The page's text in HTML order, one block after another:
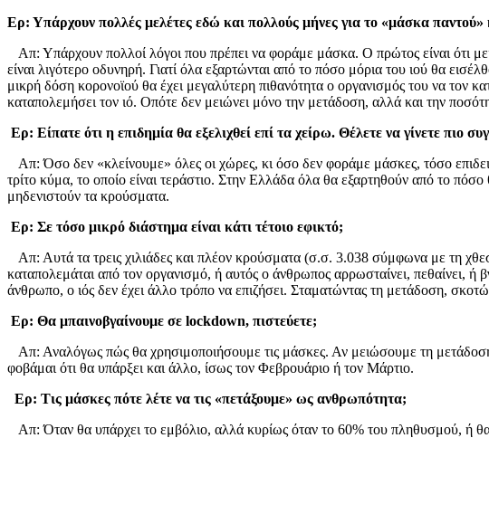
Ερ: Υπάρχουν πολλές μελέτες εδώ και πολλούς μήνες για το «μάσκα
Aπ: Υπάρχουν πολλοί λόγοι που πρέπει να φοράμε μάσκα. Ο πρώτος είναι ότι
είναι λιγότερο οδυνηρή. Γιατί όλα εξαρτώνται από το πόσο μόρια του ιού θα
μικρή δόση κορονοϊού θα έχει μεγαλύτερη πιθανότητα ο οργανισμός του να τον
καταπολεμήσει τον ιό. Οπότε δεν μειώνει μόνο την μετάδοση, αλλά και την
Ερ: Είπατε ότι η επιδημία θα εξελιχθεί επί τα χείρω. Θέλετε να γίνετε πιο
Απ: Όσο δεν «κλείνουμε» όλες οι χώρες, κι όσο δεν φοράμε μάσκες, τόσο
τρίτο κύμα, το οποίο είναι τεράστιο. Στην Ελλάδα όλα θα εξαρτηθούν από το
μηδενιστούν τα κρούσματα.
Ερ: Σε τόσο μικρό διάστημα είναι κάτι τέτοιο εφικτό;
Απ: Αυτά τα τρεις χιλιάδες και πλέον κρούσματα (σ.σ. 3.038 σύμφωνα με τη
καταπολεμάται από τον οργανισμό, ή αυτός ο άνθρωπος αρρωσταίνει, πεθαίνει,
άνθρωπο, ο ιός δεν έχει άλλο τρόπο να επιζήσει. Σταματώντας τη μετάδοση,
Ερ: Θα μπαινοβγαίνουμε σε lockdown, πιστεύετε;
Απ: Αναλόγως πώς θα χρησιμοποιήσουμε τις μάσκες. Αν μειώσουμε τη
φοβάμαι ότι θα υπάρξει και άλλο, ίσως τον Φεβρουάριο ή τον Μάρτιο.
Ερ: Τις μάσκες πότε λέτε να τις «πετάξουμε» ως ανθρωπότητα;
Απ: Όταν θα υπάρχει το εμβόλιο, αλλά κυρίως όταν το 60% του πληθυσμού, ή θα